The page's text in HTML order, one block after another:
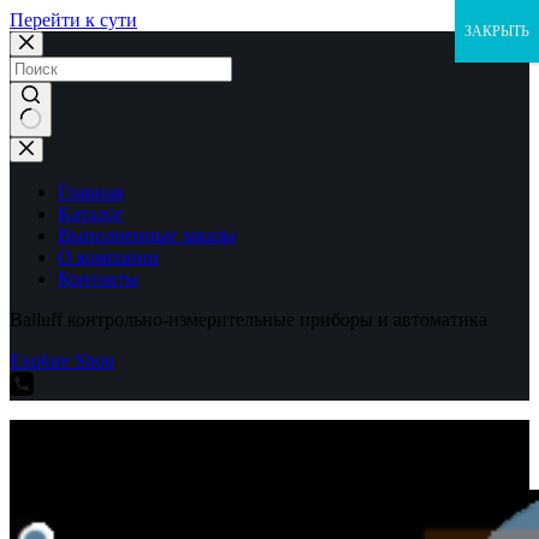
Перейти к сути
Ничего
не
найденоГлавная
Каталог
Выполненные заказы
О компании
Контакты
Balluff контрольно-измерительные приборы и автоматика
Explore Shop
ЗАКРЫТЬ